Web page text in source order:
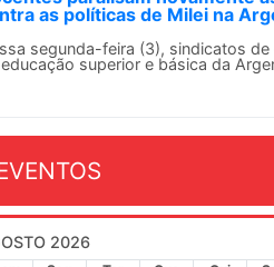
Internacionalista
de agosto
SN conclama suas seções